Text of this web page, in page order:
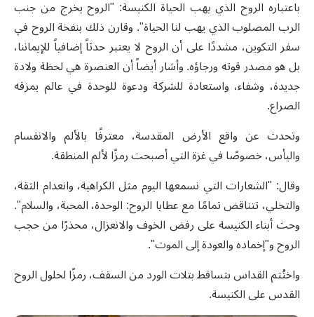
باعتباره الروح الذي يهب الحياة الكنيسة: "الروح يخرج من جنب
الرب المصلوب الذي يهب لنا الحياة". وقارن ذلك بنفخة الروح في
سفر التكوين، مشددًا على أن الروح لا يعتبر حدثاً إضافياً للإيماننا،
بل هو مصدر قوته ورجاؤه. وأشار أيضاً أن العنصرة هي لحظة ولادة
جديدة، وشفاء، واستعادة للشركة ودعوة للوحدة في عالم يمزقه
الصراع.
وتحدث عن واقع الأرض المقدسة، معترفًا بالألم والانقسام
واليأس، خصوصًا في غزة التي أصبحت رمزًا لألم المنطقة.
وقال: "الشعارات التي نسمعها اليوم مثل الكراهية، وانعدام الثقة،
والتخلي، تتناقض تمامًا مع عطايا الروح: الوحدة، المحبة، والسلام".
وحث أبناء الكنيسة على رفض الخوف والانعزال، محذرًا من حجب
الروح و"إخماده والعودة إلى الموت".
واختُتم القداس بتساقط بتلات الورد من السقف، رمزًا لحلول الروح
القدس على الكنيسة.